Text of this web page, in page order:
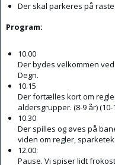
Der skal parkeres på
Program:
10.00
Der bydes velkommen
Degn.
10.15
Der fortælles kort om
aldersgrupper. (8-9 år) (10-
10.30
Der spilles og øves på
viden om regler,
12.00:
Pause. Vi spiser lidt